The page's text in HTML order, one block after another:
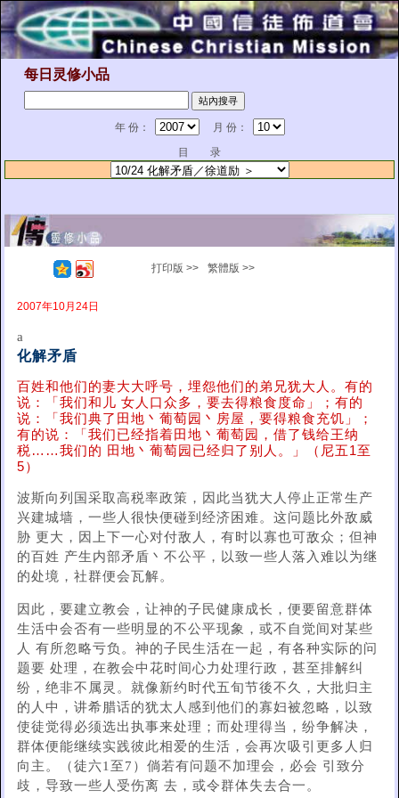
每日灵修小品
年 份：
月 份：
目 录
打印版 >> 繁體版 >>
2007年10月24日
a
化解矛盾
百姓和他们的妻大大呼号，埋怨他们的弟兄犹大人。有的
说：「我们和儿 女人口众多，要去得粮食度命」；有的
说：「我们典了田地丶葡萄园丶房屋，要得粮食充饥」；
有的说：「我们已经指着田地丶葡萄园，借了钱给王纳
税……我们的 田地丶葡萄园已经归了别人。」（尼五1至
5）
波斯向列国采取高税率政策，因此当犹大人停止正常生产
兴建城墙，一些人很快便碰到经济困难。这问题比外敌威
胁 更大，因上下一心对付敌人，有时以寡也可敌众；但神
的百姓 产生内部矛盾丶不公平，以致一些人落入难以为继
的处境，社群便会瓦解。
因此，要建立教会，让神的子民健康成长，便要留意群体
生活中会否有一些明显的不公平现象，或不自觉间对某些
人 有所忽略亏负。神的子民生活在一起，有各种实际的问
题要 处理，在教会中花时间心力处理行政，甚至排解纠
纷，绝非不属灵。就像新约时代五旬节後不久，大批归主
的人中，讲希腊话的犹太人感到他们的寡妇被忽略，以致
使徒觉得必须选出执事来处理；而处理得当，纷争解决，
群体便能继续实践彼此相爱的生活，会再次吸引更多人归
向主。（徒六1至7）倘若有问题不加理会，必会 引致分
歧，导致一些人受伤离 去，或令群体失去合一。